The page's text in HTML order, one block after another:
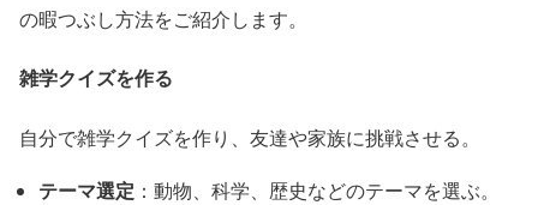
の暇つぶし方法をご紹介します。
雑学クイズを作る
自分で雑学クイズを作り、友達や家族に挑戦させる。
テーマ選定 ：動物、科学、歴史などのテーマを選ぶ。